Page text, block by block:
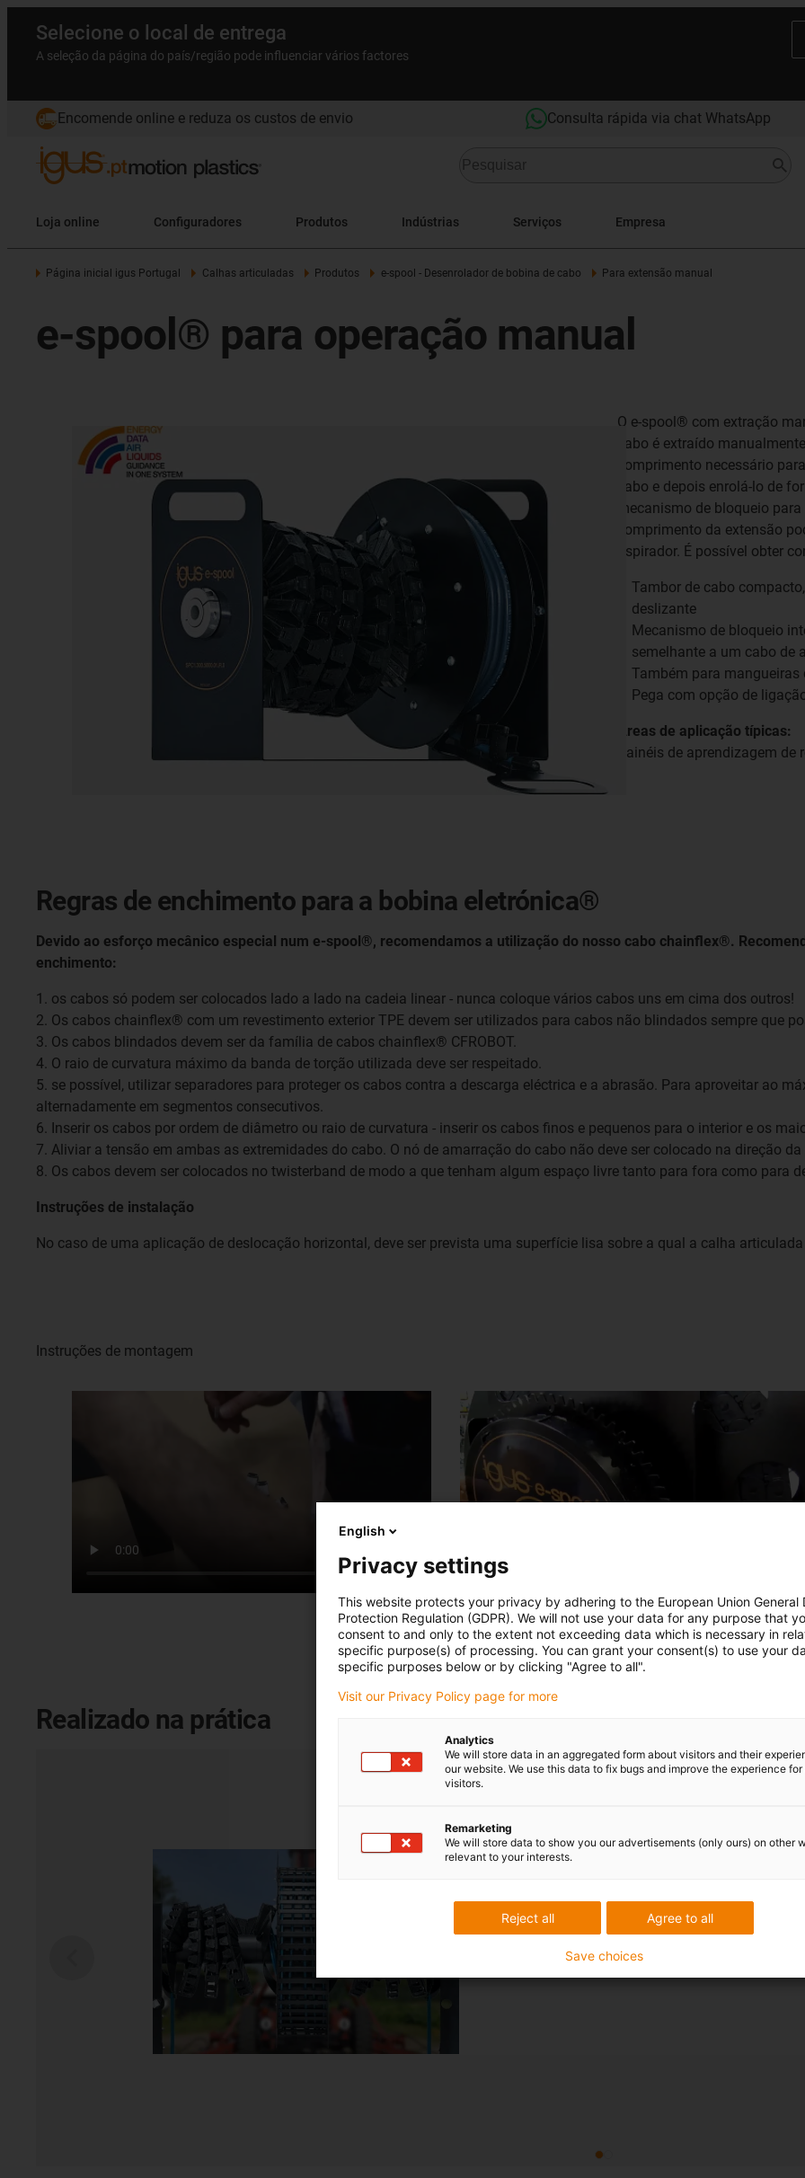
Selecione o local de entrega
A seleção da página do país/região pode influenciar vários factores
Encomende online e reduza os custos de envio Consulta rápida via chat WhatsApp
Loja online Configuradores Produtos Indústrias Serviços Empresa
Página inicial igus Portugal Calhas articuladas Produtos e-spool - Desenrolador de bobina de cabo Para extensão manual
e-spool® para operação manual
O e-spool® com extração
cabo é extraído
comprimento necessário
cabo e depois enrolá-lo de
mecanismo de bloqueio
comprimento da extensão
aspirador. É possível obter
Tambor de cabo
deslizante
Mecanismo de bloqueio
semelhante a um cabo de
Também para mangueiras
Pega com opção de
Áreas de aplicação típicas:
Painéis de aprendizagem
Regras de enchimento para a bobina eletrónica®
Devido ao esforço mecânico especial num e-spool®, recomendamos a utilização do nosso cabo chainflex®.
enchimento:
1. os cabos só podem ser colocados lado a lado na cadeia linear - nunca coloque vários cabos uns em cima dos outros!
2. Os cabos chainflex® com um revestimento exterior TPE devem ser utilizados para cabos não blindados sempre que
3. Os cabos blindados devem ser da família de cabos chainflex® CFROBOT.
4. O raio de curvatura máximo da banda de torção utilizada deve ser respeitado.
5. se possível, utilizar separadores para proteger os cabos contra a descarga eléctrica e a abrasão. Para aproveitar ao
alternadamente em segmentos consecutivos.
6. Inserir os cabos por ordem de diâmetro ou raio de curvatura - inserir os cabos finos e pequenos para o interior e os
7. Aliviar a tensão em ambas as extremidades do cabo. O nó de amarração do cabo não deve ser colocado na direção da
8. Os cabos devem ser colocados no twisterband de modo a que tenham algum espaço livre tanto para fora como para
Instruções de instalação
No caso de uma aplicação de deslocação horizontal, deve ser prevista uma superfície lisa sobre a qual a calha
Instruções de montagem
Realizado na prática
Máquina de enrolar móvel
A bobina eletrónica é utilizada em sistemas de
bobina eletrónica: economiza espaço e é durável.
Mais informações
English
Privacy settings
This website protects your privacy by adhering to the European Union General
Protection Regulation (GDPR). We will not use your data for any purpose that
consent to and only to the extent not exceeding data which is necessary in
specific purpose(s) of processing. You can grant your consent(s) to use your
specific purposes below or by clicking "Agree to all".
Visit our Privacy Policy page for more
Analytics
We will store data in an aggregated form about visitors and their
our website. We use this data to fix bugs and improve the experience for
visitors.
Remarketing
We will store data to show you our advertisements (only ours) on other
relevant to your interests.
Agree to all
Reject all
Save choices